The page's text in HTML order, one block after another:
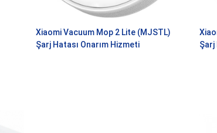
Xiaomi Vacuum Mop 2 Lite (MJSTL)
Şarj Hatası Onarım Hizmeti
Şarj